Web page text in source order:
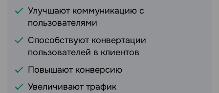
Улучшают коммуникацию с
пользователями
Способствуют конвертации
пользователей в клиентов
Повышают конверсию
Увеличивают трафик